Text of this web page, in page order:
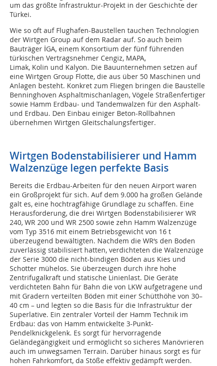
um das größte Infrastruktur-Projekt in der Geschichte der
Türkei.
Wie so oft auf Flughafen-Baustellen tauchen Technologien
der Wirtgen Group auf dem Radar auf. So auch beim
Bauträger İGA, einem Konsortium der fünf führenden
türkischen Vertragsnehmer Cengiz, MAPA,
Limak, Kolin und Kalyon. Die Bauunternehmen setzen auf
eine Wirtgen Group Flotte, die aus über 50 Maschinen und
Anlagen besteht. Konkret zum Fliegen bringen die Baustelle
Benninghoven Asphaltmischanlagen, Vögele Straßenfertiger
sowie Hamm Erdbau- und Tandemwalzen für den Asphalt-
und Erdbau. Den Einbau einiger Beton-Rollbahnen
übernehmen Wirtgen Gleitschalungsfertiger.
Wirtgen Bodenstabilisierer und Hamm
Walzenzüge legen perfekte Basis
Bereits die Erdbau-Arbeiten für den neuen Airport waren
ein Großprojekt für sich. Auf dem 9.000 ha großen Gelände
galt es, eine hochtragfähige Grundlage zu schaffen. Eine
Herausforderung, die drei Wirtgen Bodenstabilisierer WR
240, WR 200 und WR 2500 sowie zehn Hamm Walzenzüge
vom Typ 3516 mit einem Betriebsgewicht von 16 t
überzeugend bewältigten. Nachdem die WR‘s den Boden
zuverlässig stabilisiert hatten, verdichteten die Walzenzüge
der Serie 3000 die nicht-bindigen Böden aus Kies und
Schotter mühelos. Sie überzeugen durch ihre hohe
Zentrifugalkraft und statische Linienlast. Die Geräte
verdichteten Bahn für Bahn die von LKW aufgetragene und
mit Gradern verteilten Böden mit einer Schütthöhe von 30–
40 cm – und legten so die Basis für die Infrastruktur der
Superlative. Ein zentraler Vorteil der Hamm Technik im
Erdbau: das von Hamm entwickelte 3-Punkt-
Pendelknickgelenk. Es sorgt für hervorragende
Geländegängigkeit und ermöglicht so sicheres Manövrieren
auch im unwegsamen Terrain. Darüber hinaus sorgt es für
hohen Fahrkomfort, da Stöße effektiv gedämpft werden.